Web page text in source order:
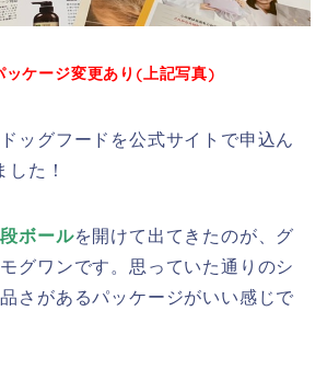
ケージ変更あり(上記写真)
ッグフードを公式サイトで申込ん
た！
ボールを開けて出てきたのが、グ
グワンです。思っていた通りのシ
さがあるパッケージがいい感じで